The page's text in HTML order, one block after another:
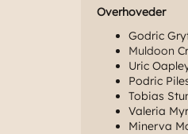
Overhoveder
Godric
Muldoon
Uric
Podric
Tobias
Valeria
Minerva